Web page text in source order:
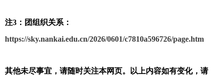
注3 ：团组织关系：
https://sky.nankai.edu.cn/2026/0601/c7810a596726/page.htm
其他未尽事宜，请随时关注本网页。以上内容如有变化，请